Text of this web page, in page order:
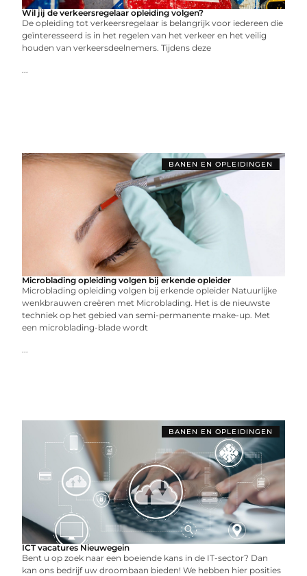
Wil jij de verkeersregelaar opleiding volgen?
De opleiding tot verkeersregelaar is belangrijk voor iedereen die
geïnteresseerd is in het regelen van het verkeer en het veilig
houden van verkeersdeelnemers. Tijdens deze
...
BANEN EN OPLEIDINGEN
Microblading opleiding volgen bij erkende opleider
Microblading opleiding volgen bij erkende opleider Natuurlijke
wenkbrauwen creëren met Microblading. Het is de nieuwste
techniek op het gebied van semi-permanente make-up. Met
een microblading-blade wordt
...
BANEN EN OPLEIDINGEN
ICT vacatures Nieuwegein
Bent u op zoek naar een boeiende kans in de IT-sector? Dan
kan ons bedrijf uw droombaan bieden! We hebben hier posities